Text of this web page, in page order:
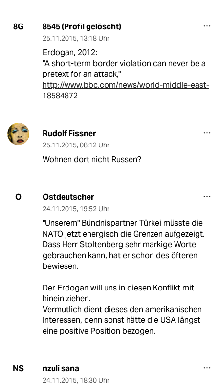
8G 8545 (Profil gelöscht)
25.11.2015, 13:18 Uhr
Erdogan, 2012:
"A short-term border violation can never be a
pretext for an attack,"
http://www.bbc.com/news/world-middle-east-
18584872
Rudolf Fissner
25.11.2015, 08:12 Uhr
Wohnen dort nicht Russen?
O Ostdeutscher
24.11.2015, 19:52 Uhr
"Unserem" Bündnispartner Türkei müsste die
NATO jetzt energisch die Grenzen aufgezeigt.
Dass Herr Stoltenberg sehr markige Worte
gebrauchen kann, hat er schon des öfteren
bewiesen.
Der Erdogan will uns in diesen Konflikt mit
hinein ziehen.
Vermutlich dient dieses den amerikanischen
Interessen, denn sonst hätte die USA längst
eine positive Position bezogen.
NS nzuli sana
24.11.2015, 18:30 Uhr